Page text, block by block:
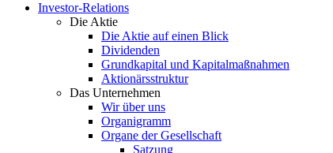
Investor-Relations
Die Aktie
Die Aktie auf einen Blick
Dividenden
Grundkapital und Kapitalmaßnahmen
Aktionärsstruktur
Das Unternehmen
Wir über uns
Organigramm
Organe der Gesellschaft
Satzung